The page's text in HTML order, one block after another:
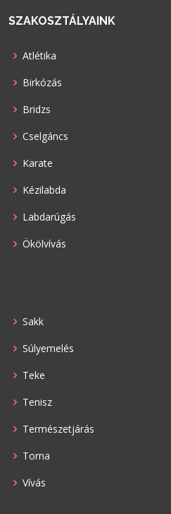
SZAKOSZTÁLYAINK
Atlétika
Birkózás
Bridzs
Cselgáncs
Karate
Kézilabda
Labdarúgás
Ökölvívás
Sakk
Súlyemelés
Teke
Tenisz
Természetjárás
Torna
Vívás